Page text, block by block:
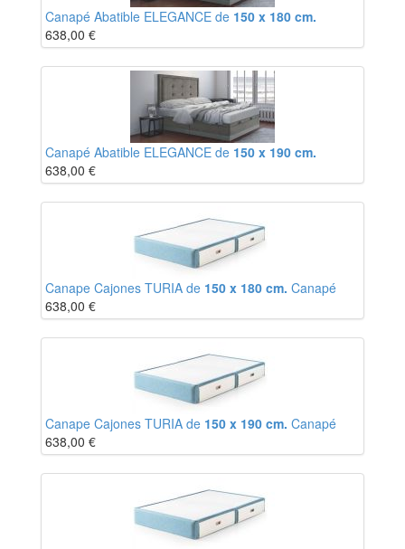
Canapé Abatible ELEGANCE de 150 x 180 cm.
638,00 €
Canapé Abatible ELEGANCE de 150 x 190 cm.
638,00 €
Canape Cajones TURIA de 150 x 180 cm. Canapé
638,00 €
Canape Cajones TURIA de 150 x 190 cm. Canapé
638,00 €